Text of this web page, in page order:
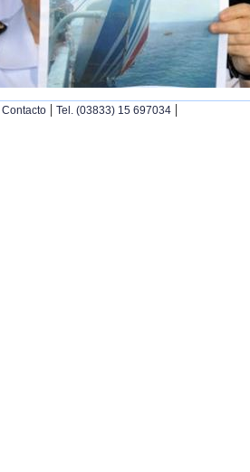
Contacto | Tel. (03833) 15 697034 |